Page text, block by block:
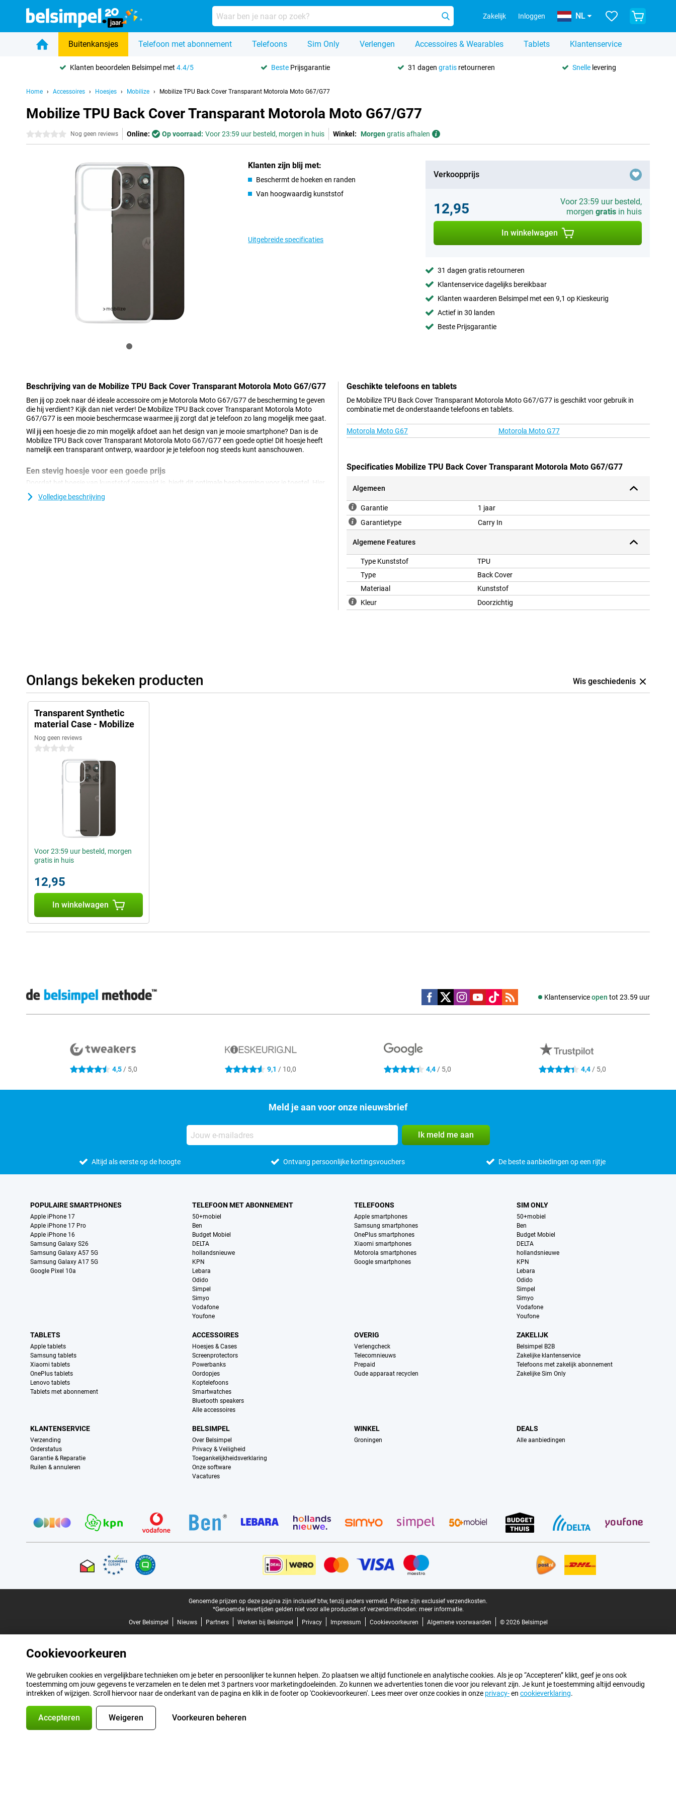
Zakelijk Inloggen NL
Buitenkansjes Telefoon met abonnement Telefoons Sim Only Verlengen Accessoires & Wearables Tablets Klantenservice
Klanten beoordelen Belsimpel met4.4/5 Beste Prijsgarantie 31 dagen gratisretourneren Snellelevering
Home Accessoires Hoesjes Mobilize Mobilize TPU Back Cover Transparant Motorola Moto G67/G77
Mobilize TPU Back Cover Transparant Motorola Moto G67/G77
0 sterren Nog geen reviews Online: Op voorraad: Voor 23:59 uur besteld, morgen in huis Winkel: Morgengratis afhalen
Klanten zijn blij met:
Beschermt de hoeken en randen
Van hoogwaardig kunststof
Uitgebreide specificaties
Verkoopprijs
12,95
Voor 23:59 uur besteld,
morgen gratisin huis
In winkelwagen
31 dagen gratis retourneren
Klantenservice dagelijks bereikbaar
Klanten waarderen Belsimpel met een 9,1 op Kieskeurig
Actief in 30 landen
Beste Prijsgarantie
Beschrijving van de Mobilize TPU Back Cover Transparant Motorola Moto G67/G77
Ben jij op zoek naar dé ideale accessoire om je Motorola Moto G67/G77 de bescherming te geven
die hij verdient? Kijk dan niet verder! De Mobilize TPU Back cover Transparant Motorola Moto
G67/G77 is een mooie beschermcase waarmee jij zorgt dat je telefoon zo lang mogelijk mee gaat.
Wil jij een hoesje die zo min mogelijk afdoet aan het design van je mooie smartphone? Dan is de
Mobilize TPU Back cover Transparant Motorola Moto G67/G77 een goede optie! Dit hoesje heeft
namelijk een transparant ontwerp, waardoor je je telefoon nog steeds kunt aanschouwen.
Een stevig hoesje voor een goede prijs
Doordat het hoesje van kunststof gemaakt is, biedt dit optimale bescherming voor je toestel. Hier
komt nog bij dat kunststof hoesjes vaak niet zo duur zijn als andere hoesjes. Dit type hoesje
bedekt de achterkant en zijkant van je smartphone, zodat hier geen lelijke krassen of deuken op
Volledige beschrijving
Geschikte telefoons en tablets
De Mobilize TPU Back Cover Transparant Motorola Moto G67/G77 is geschikt voor gebruik in
combinatie met de onderstaande telefoons en tablets.
Motorola Moto G67 Motorola Moto G77
Specificaties Mobilize TPU Back Cover Transparant Motorola Moto G67/G77
Algemeen
Garantie
1 jaar
Garantietype
Carry In
Algemene Features
Type Kunststof
TPU
Type
Back Cover
Materiaal
Kunststof
Kleur
Doorzichtig
Onlangs bekeken producten Wis geschiedenis
Transparent Synthetic
material Case - Mobilize
Nog geen reviews
0 sterren
Voor 23:59 uur besteld, morgen
gratis in huis
12,95
In winkelwagen
Klantenserviceopen tot 23.59 uur
Social media
4.5 sterren 4,5/ 5,0 4.6 sterren 9,1 / 10,0 4.4 sterren 4,4 / 5,0 4.4 sterren 4,4 / 5,0
Meld je aan voor onze nieuwsbrief
Ik meld me aan
Altijd als eerste op de hoogte Ontvang persoonlijke kortingsvouchers De beste aanbiedingen op een rijtje
POPULAIRE SMARTPHONES
Apple iPhone 17
Apple iPhone 17 Pro
Apple iPhone 16
Samsung Galaxy S26
Samsung Galaxy A57 5G
Samsung Galaxy A17 5G
Google Pixel 10a
TELEFOON MET ABONNEMENT
50+mobiel
Ben
Budget Mobiel
DELTA
hollandsnieuwe
KPN
Lebara
Odido
Simpel
Simyo
Vodafone
Youfone
TELEFOONS
Apple smartphones
Samsung smartphones
OnePlus smartphones
Xiaomi smartphones
Motorola smartphones
Google smartphones
SIM ONLY
50+mobiel
Ben
Budget Mobiel
DELTA
hollandsnieuwe
KPN
Lebara
Odido
Simpel
Simyo
Vodafone
Youfone
TABLETS
Apple tablets
Samsung tablets
Xiaomi tablets
OnePlus tablets
Lenovo tablets
Tablets met abonnement
ACCESSOIRES
Hoesjes & Cases
Screenprotectors
Powerbanks
Oordopjes
Koptelefoons
Smartwatches
Bluetooth speakers
Alle accessoires
OVERIG
Verlengcheck
Telecomnieuws
Prepaid
Oude apparaat recyclen
ZAKELIJK
Belsimpel B2B
Zakelijke klantenservice
Telefoons met zakelijk abonnement
Zakelijke Sim Only
KLANTENSERVICE
Verzending
Orderstatus
Garantie & Reparatie
Ruilen & annuleren
BELSIMPEL
Over Belsimpel
Privacy & Veiligheid
Toegankelijkheidsverklaring
Onze software
Vacatures
WINKEL
Groningen
DEALS
Alle aanbiedingen
Genoemde prijzen op deze pagina zijn inclusief btw, tenzij anders vermeld. Prijzen zijn exclusief verzendkosten.
*Genoemde levertijden gelden niet voor alle producten of verzendmethoden: meer informatie.
Over Belsimpel
Nieuws Partners Werken bij Belsimpel Privacy Impressum Cookievoorkeuren Algemene voorwaarden © 2026 Belsimpel
Cookievoorkeuren
We gebruiken cookies en vergelijkbare technieken om je beter en persoonlijker te kunnen helpen. Zo plaatsen we altijd functionele en analytische cookies. Als je op “Accepteren” klikt, geef je ons ook
toestemming om jouw gegevens te verzamelen en te delen met 3 partners voor marketingdoeleinden. Zo kunnen we advertenties tonen die voor jou relevant zijn. Je kunt je toestemming altijd eenvoudig
intrekken of wijzigen. Scroll hiervoor naar de onderkant van de pagina en klik in de footer op 'Cookievoorkeuren'. Lees meer over onze cookies in onze privacy-en cookieverklaring.
Accepteren Weigeren Voorkeuren beheren